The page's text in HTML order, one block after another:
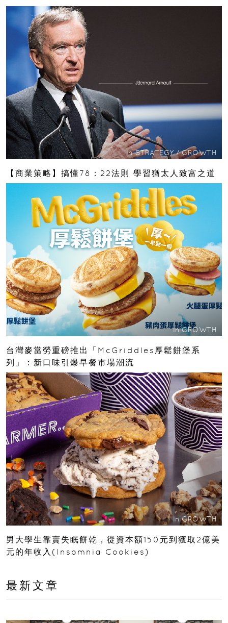
In STRATEGY/GROWTH
【商業策略】搞懂78：22法則 學習猶太人致富之道
In GROWTH
台灣麥當勞重磅推出「McGriddles厚鬆餅堡系
列」：新口味引爆早餐市場潮流
In GROWTH
男大學生靠賣失眠餅乾，從資本額150元到獲取2億美
元的年收入(Insomnia Cookies)
最新文章